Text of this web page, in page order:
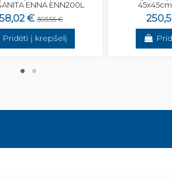
ENNA ENN200L
€ 303,55 €
Pridėti į krepšelį